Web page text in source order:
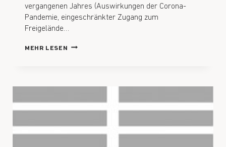
vergangenen Jahres (Auswirkungen der Corona-
Pandemie, eingeschränkter Zugang zum
Freigelände…
MEHR LESEN